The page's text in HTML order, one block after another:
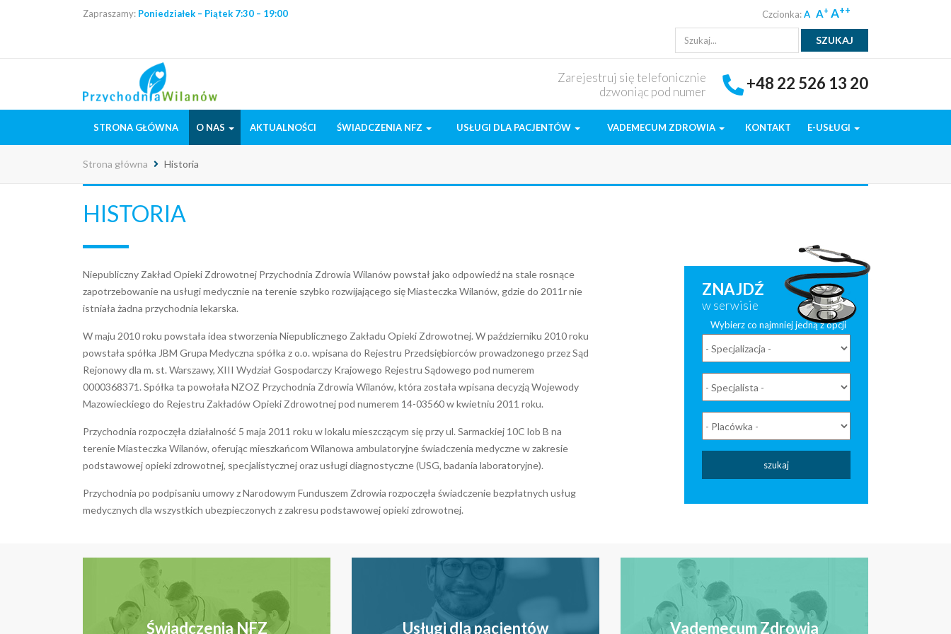
Zapraszamy: Poniedziałek – Piątek 7:30 – 19:00 Czcionka:A A+ A++
Zarejestruj się telefonicznie
dzwoniąc pod numer
+48 22 526 13 20
STRONA GŁÓWNA O NAS AKTUALNOŚCI ŚWIADCZENIA NFZ USŁUGI DLA PACJENTÓW VADEMECUM ZDROWIA KONTAKT E-USŁUGI
Strona główna Historia
HISTORIA
Niepubliczny Zakład Opieki Zdrowotnej Przychodnia Zdrowia Wilanów powstał jako odpowiedź na stale rosnące
zapotrzebowanie na usługi medycznie na terenie szybko rozwijającego się Miasteczka Wilanów, gdzie do 2011r nie
istniała żadna przychodnia lekarska.
W maju 2010 roku powstała idea stworzenia Niepublicznego Zakładu Opieki Zdrowotnej. W październiku 2010 roku
powstała spółka JBM Grupa Medyczna spółka z o.o. wpisana do Rejestru Przedsiębiorców prowadzonego przez Sąd
Rejonowy dla m. st. Warszawy, XIII Wydział Gospodarczy Krajowego Rejestru Sądowego pod numerem
0000368371. Spółka ta powołała NZOZ Przychodnia Zdrowia Wilanów, która została wpisana decyzją Wojewody
Mazowieckiego do Rejestru Zakładów Opieki Zdrowotnej pod numerem 14-03560 w kwietniu 2011 roku.
Przychodnia rozpoczęła działalność 5 maja 2011 roku w lokalu mieszczącym się przy ul. Sarmackiej 10C lob B na
terenie Miasteczka Wilanów, oferując mieszkańcom Wilanowa ambulatoryjne świadczenia medyczne w zakresie
podstawowej opieki zdrowotnej, specjalistycznej oraz usługi diagnostyczne (USG, badania laboratoryjne).
Przychodnia po podpisaniu umowy z Narodowym Funduszem Zdrowia rozpoczęła świadczenie bezpłatnych usług
medycznych dla wszystkich ubezpieczonych z zakresu podstawowej opieki zdrowotnej.
ZNAJDŹ
w serwisie
Wybierz co najmniej jedną z opcji
szukaj
Świadczenia NFZ Usługi dla pacjentów Vademecum Zdrowia